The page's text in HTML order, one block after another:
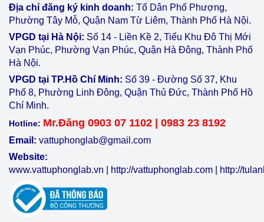
Địa chỉ đăng ký kinh doanh: Tổ Dân Phố Phượng,
Phường Tây Mỗ, Quận Nam Từ Liêm, Thành Phố Hà Nội.
VPGD tại Hà Nội: Số 14 - Liền Kề 2, Tiểu Khu Đô Thị Mới
Vạn Phúc, Phường Vạn Phúc, Quận Hà Đông, Thành Phố
Hà Nội.
VPGD tại TP.Hồ Chí Minh: Số 39 - Đường Số 37, Khu
Phố 8, Phường Linh Đông, Quận Thủ Đức, Thành Phố Hồ
Chí Minh.
Hotline: Mr.Đăng 0903 07 1102 | 0983 23 8192
Email: vattuphonglab@gmail.com
Website:
www.vattuphonglab.vn
http://vattuphonglab.com http://